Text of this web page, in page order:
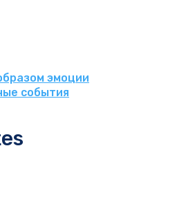
эмоции
события